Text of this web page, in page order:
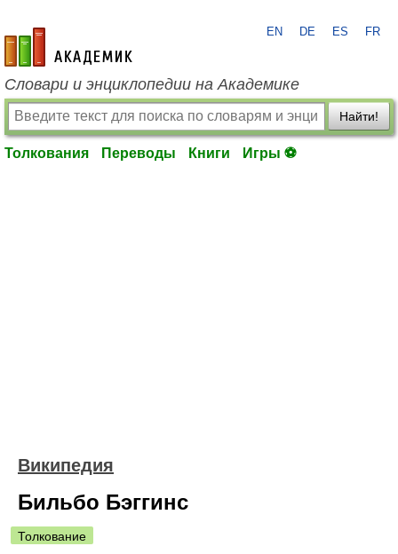
academic.ru
EN DE ES FR
Словари и энциклопедии на Академике
Найти!
Толкования Переводы Книги Игры ⚽
Википедия
Бильбо Бэггинс
Толкование